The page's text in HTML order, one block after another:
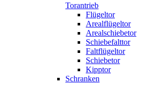
Torantrieb
Flügeltor
Arealflügeltor
Arealschiebetor
Schiebefalttor
Faltflügeltor
Schiebetor
Kipptor
Schranken